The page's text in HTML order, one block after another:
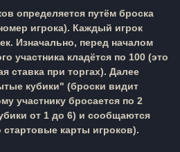
определяется путём броска
игрока). Каждый игрок
Изначально, перед началом
участника кладётся по 100 (это
ставка при торгах). Далее
кубики" (броски видит
участнику бросается по 2
от 1 до 6) и сообщаются
карты игроков).